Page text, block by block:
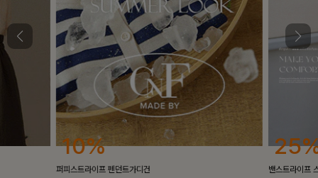
25%
밴스트라이프 스트링원피스
10%
[5천장돌파/